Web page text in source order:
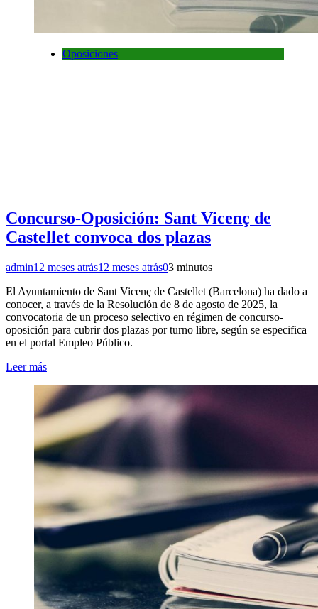
Oposiciones
Concurso-Oposición: Sant Vicenç de
Castellet convoca dos plazas
admin12 meses atrás12 meses atrás03 minutos
El Ayuntamiento de Sant Vicenç de Castellet (Barcelona) ha dado a
conocer, a través de la Resolución de 8 de agosto de 2025, la
convocatoria de un proceso selectivo en régimen de concurso-
oposición para cubrir dos plazas por turno libre, según se especifica
en el portal Empleo Público.
Leer más